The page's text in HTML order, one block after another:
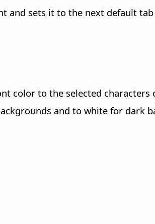
and sets it to the next default
color to the selected
and to white for dark